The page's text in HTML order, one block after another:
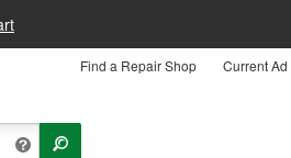
Find a Repair Shop Current Ad